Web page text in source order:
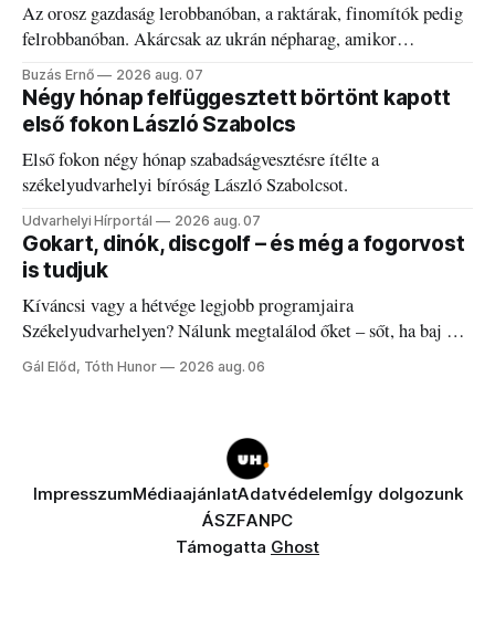
Az orosz gazdaság lerobbanóban, a raktárak, finomítók pedig
felrobbanóban. Akárcsak az ukrán népharag, amikor
elégedetlen vezetőivel.
Buzás Ernő 2026 aug. 07
Négy hónap felfüggesztett börtönt kapott
első fokon László Szabolcs
Első fokon négy hónap szabadságvesztésre ítélte a
székelyudvarhelyi bíróság László Szabolcsot.
Udvarhelyi Hírportál 2026 aug. 07
Gokart, dinók, discgolf – és még a fogorvost
is tudjuk
Kíváncsi vagy a hétvége legjobb programjaira
Székelyudvarhelyen? Nálunk megtalálod őket – sőt, ha baj van
a fogaddal, a fogorvosi ügyeletet is!
Gál Előd, Tóth Hunor 2026 aug. 06
ImpresszumMédiaajánlatAdatvédelemÍgy dolgozunk
ÁSZFANPC
Támogatta Ghost